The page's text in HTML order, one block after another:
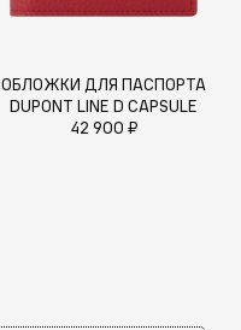
ОБЛОЖКИ ДЛЯ ПАСПОРТА
DUPONT LINE D CAPSULE
42 900 ₽